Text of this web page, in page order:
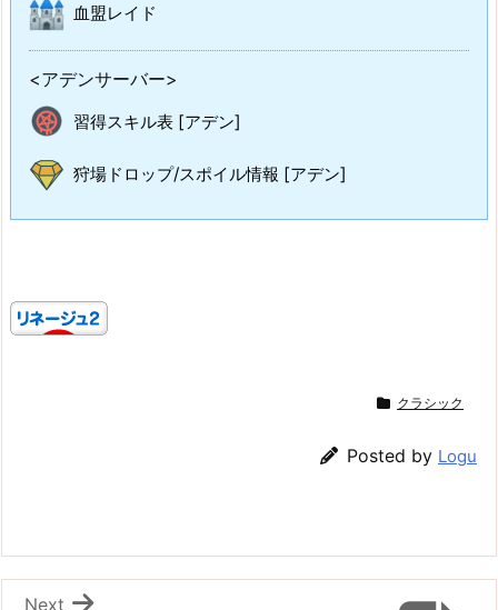
血盟レイド
<アデンサーバー>
習得スキル表 [アデン]
狩場ドロップ/スポイル情報 [アデン]
クラシック
Posted by Logu
Next